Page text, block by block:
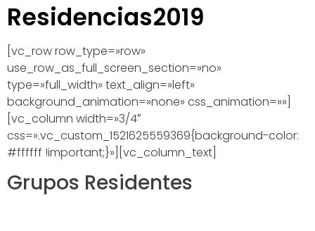
Residencias2019
[vc_row row_type=»row»
use_row_as_full_screen_section=»no»
type=»full_width» text_align=»left»
background_animation=»none» css_animation=»»]
[vc_column width=»3/4″
css=».vc_custom_1521625559369{background-color:
#ffffff !important;}»][vc_column_text]
Grupos Residentes